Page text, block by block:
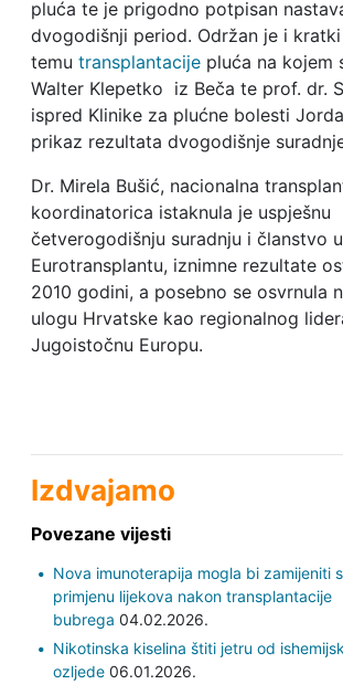
pluća te je prigodno potpisan
dvogodišnji period. Održan je i
temu transplantacijepluća na kojem
Walter Klepetko iz Beča te prof. dr.
ispred Klinike za plućne bolesti
prikaz rezultata dvogodišnje
Dr. Mirela Bušić, nacionalna
koordinatorica istaknula je uspješnu
četverogodišnju suradnju i članstvo u
Eurotransplantu, iznimne rezultate
2010 godini, a posebno se osvrnula
ulogu Hrvatske kao regionalnog
Jugoistočnu Europu.
Izdvajamo
Povezane vijesti
Nova imunoterapija mogla bi zamijeniti
primjenu lijekova nakon transplantacije
bubrega 04.02.2026.
Nikotinska kiselina štiti jetru od
ozljede06.01.2026.